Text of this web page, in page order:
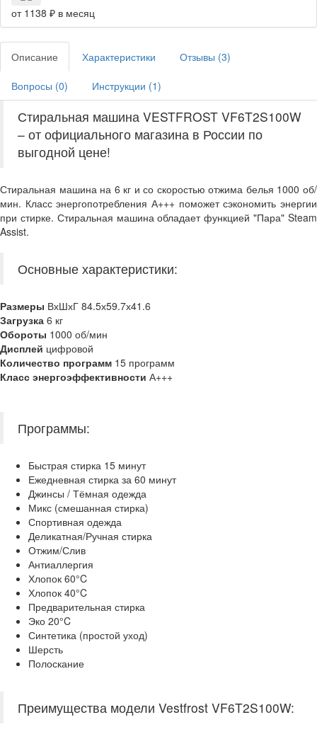
от 1138 ₽ в месяц
Описание Характеристики Отзывы (3)
Вопросы (0) Инструкции (1)
Стиральная машина VESTFROST VF6T2S100W
– от официального магазина в России по
выгодной цене!
Стиральная машина на 6 кг и со скоростью отжима белья 1000 об/
мин. Класс энергопотребления А+++ поможет сэкономить энергии
при стирке. Стиральная машина обладает функцией "Пара" Steam
Assist.
Основные характеристики:
Размеры ВхШхГ 84.5х59.7х41.6
Загрузка 6 кг
Обороты 1000 об/мин
Дисплей цифровой
Количество программ 15 программ
Класс энергоэффективности А+++
Программы:
Быстрая стирка 15 минут
Ежедневная стирка за 60 минут
Джинсы / Тёмная одежда
Микс (смешанная стирка)
Спортивная одежда
Деликатная/Ручная стирка
Отжим/Слив
Антиаллергия
Хлопок 60°C
Хлопок 40°C
Предварительная стирка
Эко 20°C
Синтетика (простой уход)
Шерсть
Полоскание
Преимущества модели Vestfrost VF6T2S100W: